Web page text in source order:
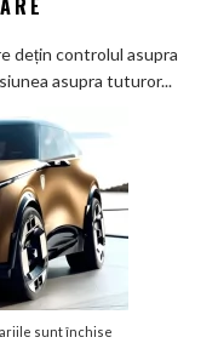
care
măsuri
rapide
de
dețin controlul asupra
asupra tuturor...
sunt închise